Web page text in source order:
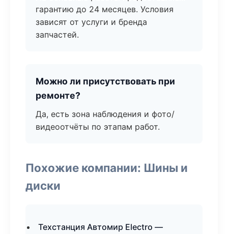
гарантию до 24 месяцев. Условия
зависят от услуги и бренда
запчастей.
Можно ли присутствовать при
ремонте?
Да, есть зона наблюдения и фото/
видеоотчёты по этапам работ.
Похожие компании: Шины и
диски
Техстанция Автомир Electro —